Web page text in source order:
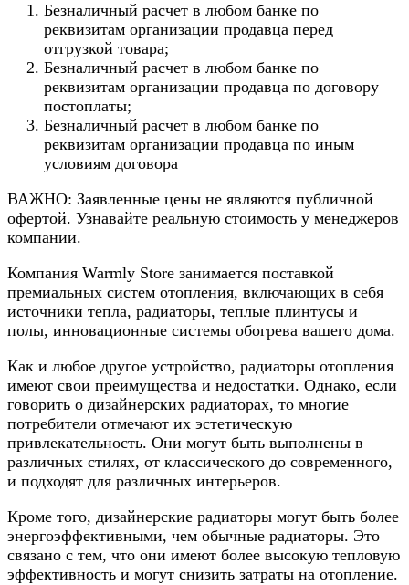
Безналичный расчет в любом банке по
реквизитам организации продавца перед
отгрузкой товара;
Безналичный расчет в любом банке по
реквизитам организации продавца по договору
постоплаты;
Безналичный расчет в любом банке по
реквизитам организации продавца по иным
условиям договора
ВАЖНО: Заявленные цены не являются публичной
офертой. Узнавайте реальную стоимость у менеджеров
компании.
Компания Warmly Store занимается поставкой
премиальных систем отопления, включающих в себя
источники тепла, радиаторы, теплые плинтусы и
полы, инновационные системы обогрева вашего дома.
Как и любое другое устройство, радиаторы отопления
имеют свои преимущества и недостатки. Однако, если
говорить о дизайнерских радиаторах, то многие
потребители отмечают их эстетическую
привлекательность. Они могут быть выполнены в
различных стилях, от классического до современного,
и подходят для различных интерьеров.
Кроме того, дизайнерские радиаторы могут быть более
энергоэффективными, чем обычные радиаторы. Это
связано с тем, что они имеют более высокую тепловую
эффективность и могут снизить затраты на отопление.